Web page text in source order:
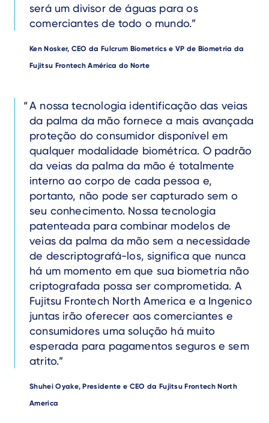
será um divisor de águas para os
comerciantes de todo o mundo.
Author
Ken Nosker, CEO da Fulcrum Biometrics e VP de Biometria da
Fujitsu Frontech América do Norte
Text
A nossa tecnologia identificação das veias
da palma da mão fornece a mais avançada
proteção do consumidor disponível em
qualquer modalidade biométrica. O padrão
da veias da palma da mão é totalmente
interno ao corpo de cada pessoa e,
portanto, não pode ser capturado sem o
seu conhecimento. Nossa tecnologia
patenteada para combinar modelos de
veias da palma da mão sem a necessidade
de descriptografá-los, significa que nunca
há um momento em que sua biometria não
criptografada possa ser comprometida. A
Fujitsu Frontech North America e a Ingenico
juntas irão oferecer aos comerciantes e
consumidores uma solução há muito
esperada para pagamentos seguros e sem
atrito.
Author
Shuhei Oyake, Presidente e CEO da Fujitsu Frontech North
America